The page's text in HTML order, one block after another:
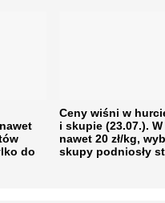
do
Ceny wiśni w
i skupie (23.07.).
nawet 20 zł/kg,
skupy podniosły